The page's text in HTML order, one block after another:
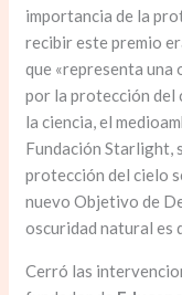
importancia de la
recibir este premio
que «representa
por la protección del
la ciencia, el
Fundación Starlight,
protección del cielo
nuevo Objetivo de
oscuridad natural es
Cerró las